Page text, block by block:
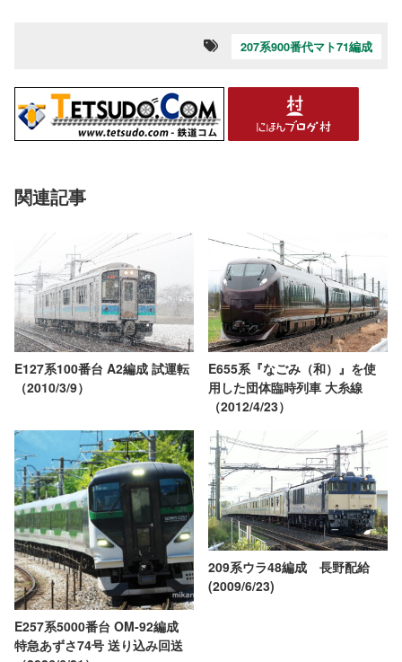
207系900番代マト71編成
関連記事
E127系100番台 A2編成 試運転
（2010/3/9）
E655系『なごみ（和）』を使
用した団体臨時列車 大糸線
（2012/4/23）
E257系5000番台 OM-92編成
特急あずさ74号 送り込み回送
209系ウラ48編成 長野配給
(2009/6/23)